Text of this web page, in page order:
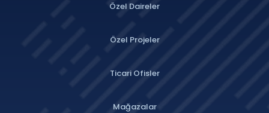
Özel Daireler
Özel Projeler
Ticari Ofisler
Mağazalar